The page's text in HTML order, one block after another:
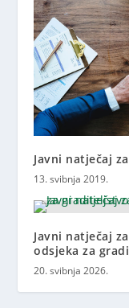
Javni natječaj
13. svibnja 2019.
Javni natječaj
odsjeka za
20. svibnja 2026.